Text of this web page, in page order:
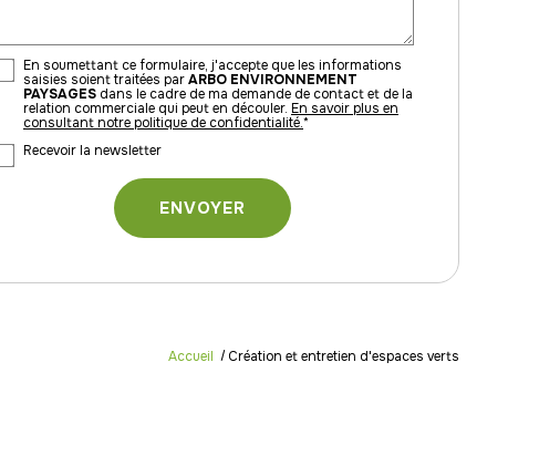
En soumettant ce formulaire, j'accepte que les informations
saisies soient traitées parARBO ENVIRONNEMENT
PAYSAGES dans le cadre de ma demande de contact et de la
relation commerciale qui peut en découler. En savoir plus en
consultant notre politique de confidentialité.*
Recevoir la newsletter
Accueil Création et entretien d'espaces verts